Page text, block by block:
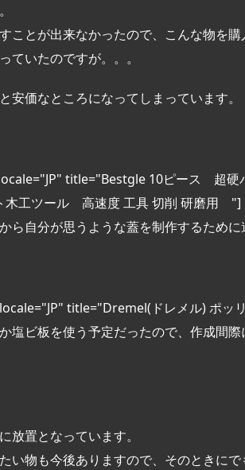
ことが出来なかったので、こんな物を購
ていたのですが。。。
安価なところになってしまっています。
title="Bestgle 10ピース 超
木工ツール 高速度 工具 切削 研磨用 "]
ら自分が思うような蓋を制作するために
title="Dremel(ドレメル) ポッ
塩ビ板を使う予定だったので、作成間
放置となっています。
い物も今後ありますので、そのときにで